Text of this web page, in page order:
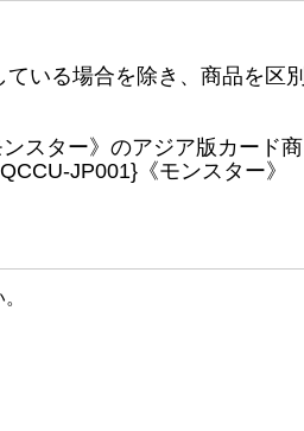
いる場合を除き、商品を区別
スター》のアジア版カード商
JP001}《モンスター》